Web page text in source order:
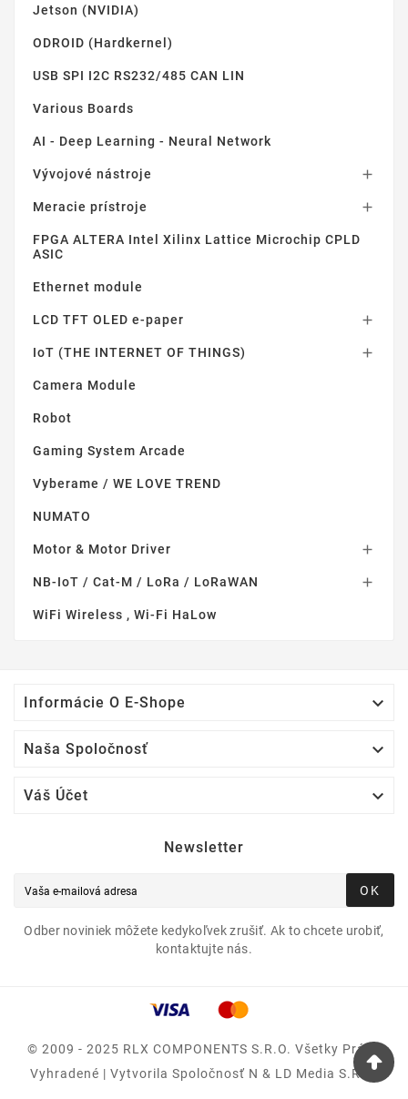
Jetson (NVIDIA)
ODROID (Hardkernel)
USB SPI I2C RS232/485 CAN LIN
Various Boards
AI - Deep Learning - Neural Network
Vývojové nástroje 
Meracie prístroje 
FPGA ALTERA Intel Xilinx Lattice Microchip CPLD
ASIC
Ethernet module
LCD TFT OLED e-paper 
IoT (THE INTERNET OF THINGS) 
Camera Module
Robot
Gaming System Arcade
Vyberame / WE LOVE TREND
NUMATO
Motor & Motor Driver 
NB-IoT / Cat-M / LoRa / LoRaWAN 
WiFi Wireless , Wi-Fi HaLow
Informácie O E-Shope 
Naša Spoločnosť 
Váš Účet 
Newsletter
OK
Odber noviniek môžete kedykoľvek zrušiť. Ak to chcete urobiť,
kontaktujte nás.
© 2009 - 2025 RLX COMPONENTS S.r.o. Všetky Práva
Vyhradené | Vytvorila Spoločnosť N & LD Media S.R.O.